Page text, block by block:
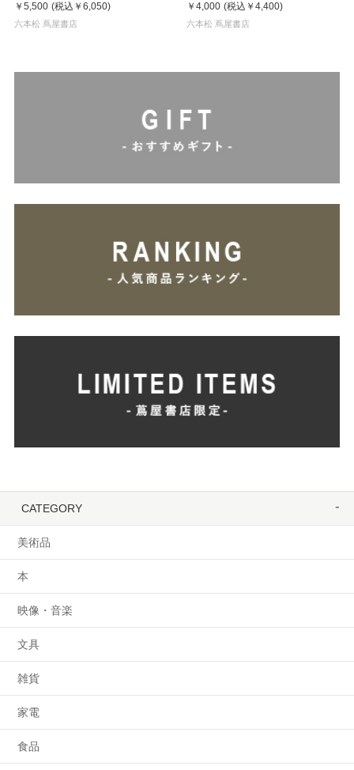
￥5,500 (税込 ￥6,050)
六本松 蔦屋書店
￥4,000 (税込 ￥4,400)
六本松 蔦屋書店
CATEGORY
美術品
本
映像・音楽
文具
雑貨
家電
食品